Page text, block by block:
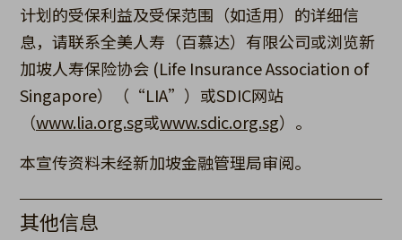
计划的受保利益及受保范围（如适用）的详细信
息，请联系全美人寿（百慕达）有限公司或浏览新
加坡人寿保险协会 (Life Insurance Association of
Singapore）（“LIA”）或SDIC网站
（www.lia.org.sg或www.sdic.org.sg）。
本宣传资料未经新加坡金融管理局审阅。
其他信息